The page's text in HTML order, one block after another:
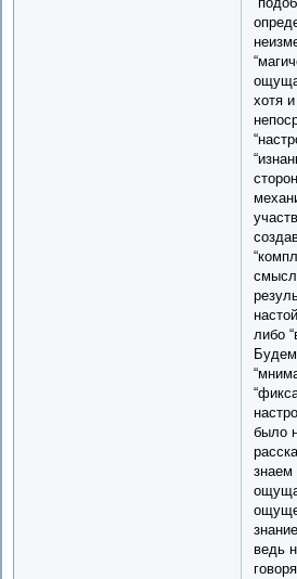
хотя
либо
было
знаем
ведь